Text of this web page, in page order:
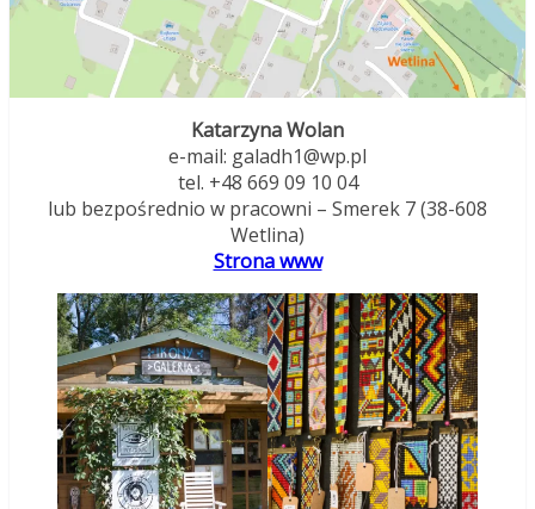
Katarzyna Wolan
e-mail: galadh1@wp.pl
tel. +48 669 09 10 04
lub bezpośrednio w pracowni – Smerek 7 (38-608
Wetlina)
Strona www